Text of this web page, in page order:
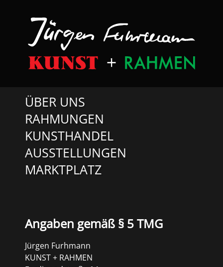
ÜBER UNS
RAHMUNGEN
KUNSTHANDEL
AUSSTELLUNGEN
MARKTPLATZ
Angaben gemäß § 5 TMG
Jürgen Furhmann
KUNST + RAHMEN